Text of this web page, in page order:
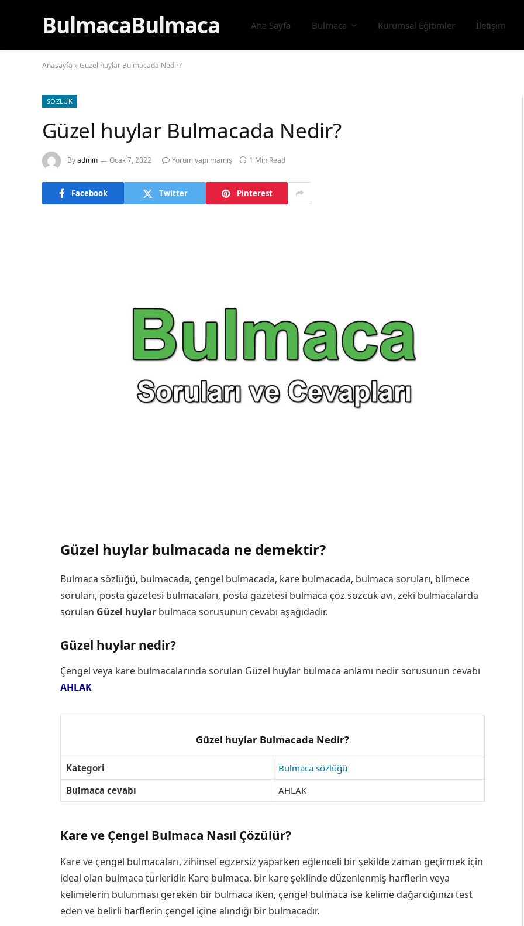
BulmacaBulmaca Ana Sayfa Bulmaca Kurumsal Eğitimler İletişim
Anasayfa »Güzel huylar Bulmacada Nedir?
SÖZLÜK
Güzel huylar Bulmacada Nedir?
Byadmin Ocak 7, 2022 Yorum yapılmamış 1 Min Read
Facebook Twitter Pinterest
Güzel huylar bulmacada ne demektir?
Bulmaca sözlüğü, bulmacada, çengel bulmacada, kare bulmacada, bulmaca soruları, bilmece
soruları, posta gazetesi bulmacaları, posta gazetesi bulmaca çöz sözcük avı, zeki bulmacalarda
sorulan Güzel huylar bulmaca sorusunun cevabı aşağıdadır.
Güzel huylar nedir?
Çengel veya kare bulmacalarında sorulan Güzel huylar bulmaca anlamı nedir sorusunun cevabı
AHLAK
Güzel huylar Bulmacada Nedir?
Kategori
Bulmaca sözlüğü
Bulmaca cevabı
AHLAK
Kare ve Çengel Bulmaca Nasıl Çözülür?
Kare ve çengel bulmacaları, zihinsel egzersiz yaparken eğlenceli bir şekilde zaman geçirmek için
ideal olan bulmaca türleridir. Kare bulmaca, bir kare şeklinde düzenlenmiş harflerin veya
kelimelerin bulunması gereken bir bulmaca iken, çengel bulmaca ise kelime dağarcığınızı test
eden ve belirli harflerin çengel içine alındığı bir bulmacadır.